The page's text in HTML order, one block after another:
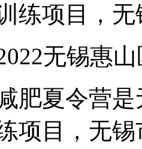
练项目，
无锡惠
肥夏令营
项目，无